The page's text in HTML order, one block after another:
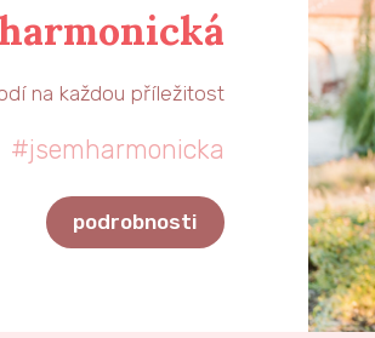
na každou příležitost
#jsemharmonicka
podrobnosti